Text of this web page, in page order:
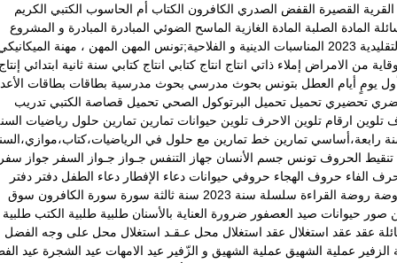
القرية القصيرة القفض الصدري الكافرون الكتاب أم الحاسوب الكتبي الكريم
المادة الصلبة المادة الغازية الماسح الضوئي المبادرة المبادرة و المشروع
2023
المناسبات الدينية و الفلاحية;تونس المهن المهن ، مهنة
من الامراض إملاء ذاتي انتاج انتاج كتابي انتاج كتابي سنة ثانية ابتدائي إنتاج
يومٍ أيام العطل بتونس بحوث مدرسي بحوث مدرسية بطاقات بطاقات
تحضيري تحميل تحميل البرتوكول الصحي تحميل قصاصة الكتبي تدريب
تلوين ارقام تلوين الاحرف تلوين حيوانات تمارين تمارين حلول رياضيات
رابعة،أساسي تمارين خط تمارين مع حلول في
تنقيط الحروف تونس جسم الأنسان جهاز التنفس جـواز جـواز السفر جواز سفر
الفاء حروف الهجاء حروفي حيوانات دعاء الإفطار دعاء الطفل دفتر دفتر
روضة القراءة سلسلة سنة 2023 سنة ثالثة سورة سورة الكافرون سوق
صور حيوانات صيد العصفور ضرورة العناية بالأسنان طلبية طلبية الكتب طلبية
عقد عقد استغلال عقد استغلال محل عـقـد استغلال محل على وجه الفضل
الزفير عملية الشهيق عملية الشهيق و الزّفير عيد الامهات عيد الشجرة عيد